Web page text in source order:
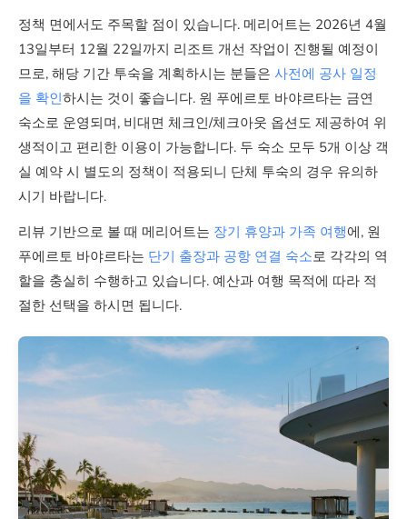
도보 7분
아동 정책
1~17세 무료 (기존 침대)
추가요금
레스토랑
6개
실내 + 실외 + 전망 수영장
정책 면에서도 주목할 점이 있습니다. 메리어트는 2026년 4월
13일부터 12월 22일까지 리조트 개선 작업이 진행될 예정이
므로, 해당 기간 투숙을 계획하시는 분들은 사전에 공사 일정
을 확인하시는 것이 좋습니다. 원 푸에르토 바야르타는 금연
숙소로 운영되며, 비대면 체크인/체크아웃 옵션도 제공하여 위
생적이고 편리한 이용이 가능합니다. 두 숙소 모두 5개 이상 객
실 예약 시 별도의 정책이 적용되니 단체 투숙의 경우 유의하
시기 바랍니다.
리뷰 기반으로 볼 때 메리어트는 장기 휴양과 가족 여행에, 원
푸에르토 바야르타는 단기 출장과 공항 연결 숙소로 각각의 역
할을 충실히 수행하고 있습니다. 예산과 여행 목적에 따라 적
절한 선택을 하시면 됩니다.